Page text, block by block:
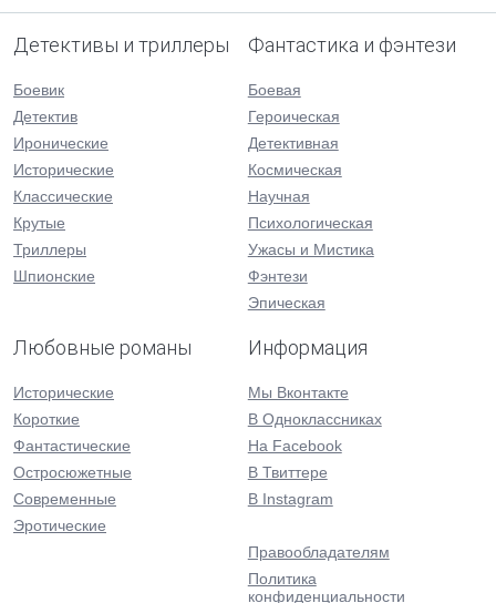
Детективы и триллеры
Боевик
Детектив
Иронические
Исторические
Классические
Крутые
Триллеры
Шпионские
Фантастика и фэнтези
Боевая
Героическая
Детективная
Космическая
Научная
Психологическая
Ужасы и Мистика
Фэнтези
Эпическая
Любовные романы
Исторические
Короткие
Фантастические
Остросюжетные
Современные
Эротические
Информация
Мы Вконтакте
В Одноклассниках
На Facebook
В Твиттере
В Instagram
Правообладателям
Политика
конфиденциальности